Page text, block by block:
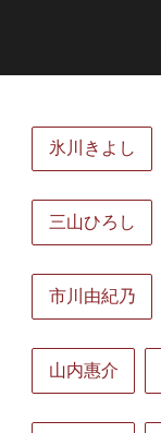
氷川きよし
三山ひろし
市川由紀乃
山内惠介